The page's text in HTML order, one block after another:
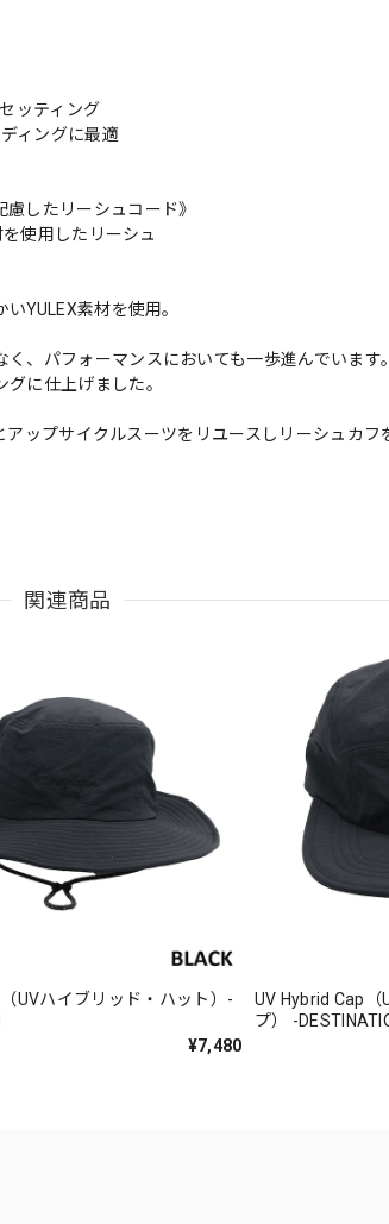
ッティング
ィングに最適
したリーシュコード》
使用したリーシュ
YULEX素材を使用。
、パフォーマンスにおいても一歩進んでいます。
に仕上げました。
ップサイクルスーツをリユースしリーシュカフ
関連商品
UVハイブリッド・ハット）-
¥7,480
UV Hybrid Cap（
プ） -